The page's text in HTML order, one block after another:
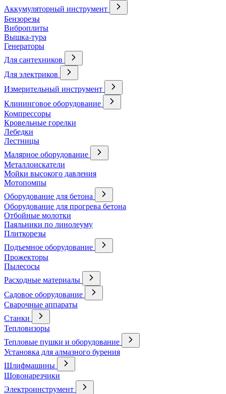
Аккумуляторный инструмент
Бензорезы
Виброплиты
Вышка-тура
Генераторы
Для сантехников
Для электриков
Измерительный инструмент
Клининговое оборудование
Компрессоры
Кровельные горелки
Лебедки
Лестницы
Малярное оборудование
Металлоискатели
Мойки высокого давления
Мотопомпы
Оборудование для бетона
Оборудование для прогрева бетона
Отбойные молотки
Паяльники по линолеуму
Плиткорезы
Подъемное оборудование
Прожекторы
Пылесосы
Расходные материалы
Садовое оборудование
Сварочные аппараты
Станки
Тепловизоры
Тепловые пушки и оборудование
Установка для алмазного бурения
Шлифмашины
Шовонарезчики
Электроинструмент